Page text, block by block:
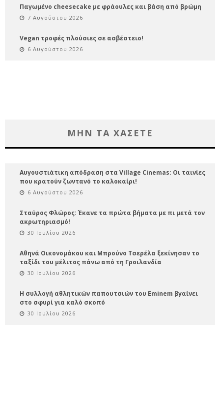
Παγωμένο cheesecake με φράουλες και βάση από βρώμη
7 Αυγούστου 2026
Vegan τροφές πλούσιες σε ασβέστειο!
6 Αυγούστου 2026
ΜΗΝ ΤΑ ΧΑΣΕΤΕ
Αυγουστιάτικη απόδραση στα Village Cinemas: Οι ταινίες
που κρατούν ζωντανό το καλοκαίρι!
6 Αυγούστου 2026
Σταύρος Φλώρος: Έκανε τα πρώτα βήματα με πι μετά τον
ακρωτηριασμό!
30 Ιουλίου 2026
Αθηνά Οικονομάκου και Μπρούνο Τσερέλα ξεκίνησαν το
ταξίδι του μέλιτος πάνω από τη Γροιλανδία
30 Ιουλίου 2026
Η συλλογή αθλητικών παπουτσιών του Eminem βγαίνει
στο σφυρί για καλό σκοπό
30 Ιουλίου 2026